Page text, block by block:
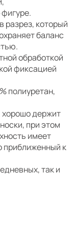
разрез, который
баланс
обработкой
фиксацией
полиуретан,
хорошо держит
при этом
имеет
приближенный к
так и